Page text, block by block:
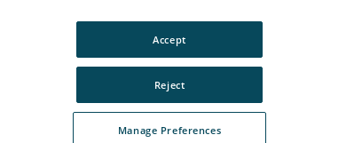
Manage Preferences
Reject
Accept